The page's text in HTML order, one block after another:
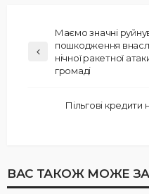
Маємо значні
пошкодження
нічної ракетної
громаді
Пільгові
ВАС ТАКОЖ МОЖЕ